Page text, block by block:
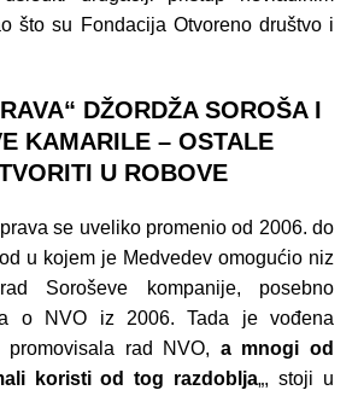
što su Fondacija Otvoreno društvo i
DŽORDŽA SOROŠA I
KAMARILE – OSTALE
U ROBOVE
se uveliko promenio od 2006. do
u kojem je Medvedev omogućio niz
Soroševe kompanije, posebno
o NVO iz 2006. Tada je vođena
rad NVO, a mnogi od
koristi od tog razdoblja„, stoji u